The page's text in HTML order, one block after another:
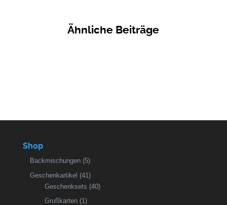
Ähnliche Beiträge
Shop
Backmischungen (5)
Geschenkartikel (41)
Geschenksets (40)
Grußkarten (1)